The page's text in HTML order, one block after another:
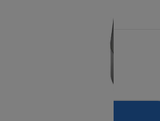
opprinnelig pris 7 149,00 kr